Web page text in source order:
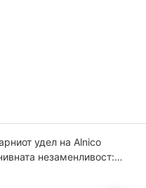
удел на Alnico
незаменливост: